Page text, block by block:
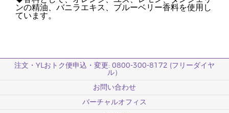
ンの精油、バニラエキス、ブルーベリー香料を使用し
ています。
注文・YLおトク便申込・変更: 0800-300-8172 (フリーダイヤ
ル）
お問い合わせ
バーチャルオフィス